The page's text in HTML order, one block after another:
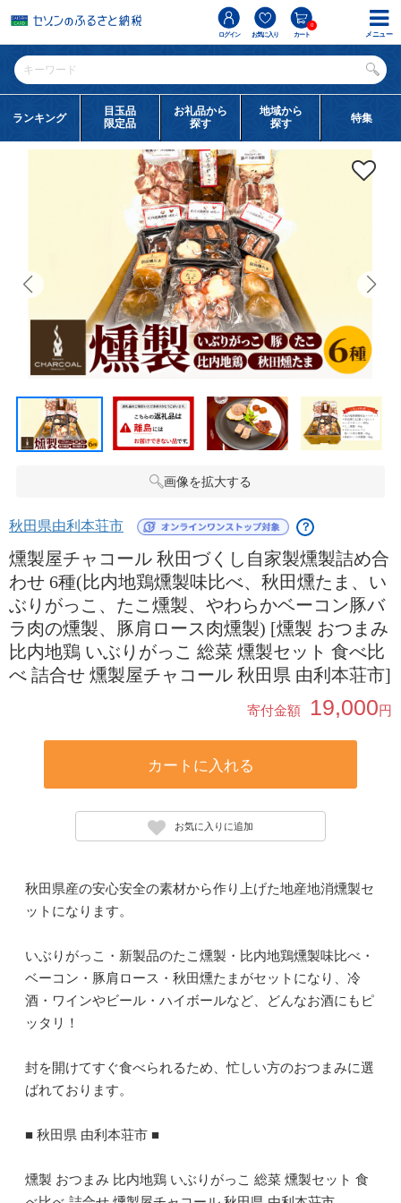
ログイン お気に入り カート
0
ランキング
目玉品
限定品
お礼品から
探す
地域から
探す
特集
画像を拡大する
秋田県由利本荘市 ？
燻製屋チャコール 秋田づくし自家製燻製詰め合
わせ 6種(比内地鶏燻製味比べ、秋田燻たま、い
ぶりがっこ、たこ燻製、やわらかベーコン豚バ
ラ肉の燻製、豚肩ロース肉燻製) [燻製 おつまみ
比内地鶏 いぶりがっこ 総菜 燻製セット 食べ比
べ 詰合せ 燻製屋チャコール 秋田県 由利本荘市]
寄付金額 19,000円
カートに入れる
お気に入りに追加
秋田県産の安心安全の素材から作り上げた地産地消燻製セ
ットになります。
いぶりがっこ・新製品のたこ燻製・比内地鶏燻製味比べ・
ベーコン・豚肩ロース・秋田燻たまがセットになり、冷
酒・ワインやビール・ハイボールなど、どんなお酒にもピ
ッタリ！
封を開けてすぐ食べられるため、忙しい方のおつまみに選
ばれております。
■ 秋田県 由利本荘市 ■
燻製 おつまみ 比内地鶏 いぶりがっこ 総菜 燻製セット 食
メニュー